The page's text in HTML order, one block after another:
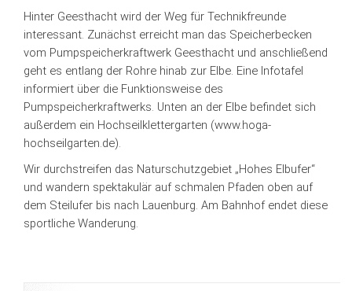
Hinter Geesthacht wird der Weg für Technikfreunde
interessant. Zunächst erreicht man das Speicherbecken
vom Pumpspeicherkraftwerk Geesthacht und anschließend
geht es entlang der Rohre hinab zur Elbe. Eine Infotafel
informiert über die Funktionsweise des
Pumpspeicherkraftwerks. Unten an der Elbe befindet sich
außerdem ein Hochseilklettergarten (www.hoga-
hochseilgarten.de).
Wir durchstreifen das Naturschutzgebiet „Hohes Elbufer“
und wandern spektakulär auf schmalen Pfaden oben auf
dem Steilufer bis nach Lauenburg. Am Bahnhof endet diese
sportliche Wanderung.